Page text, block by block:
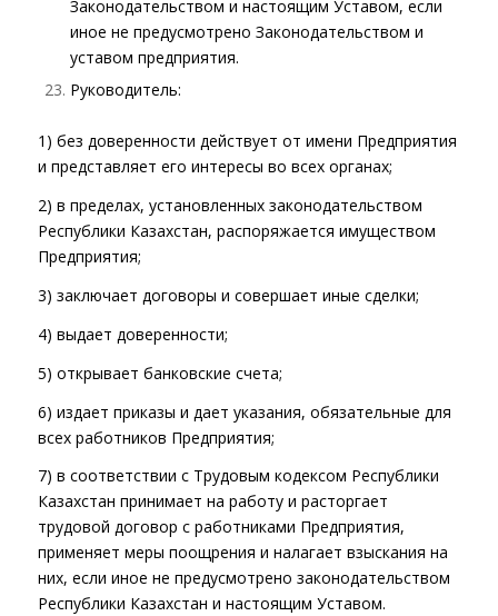
Законодательством и настоящим Уставом, если
иное не предусмотрено Законодательством и
уставом предприятия.
Руководитель:
1) без доверенности действует от имени Предприятия
и представляет его интересы во всех органах;
2) в пределах, установленных законодательством
Республики Казахстан, распоряжается имуществом
Предприятия;
3) заключает договоры и совершает иные сделки;
4) выдает доверенности;
5) открывает банковские счета;
6) издает приказы и дает указания, обязательные для
всех работников Предприятия;
7) в соответствии с Трудовым кодексом Республики
Казахстан принимает на работу и расторгает
трудовой договор с работниками Предприятия,
применяет меры поощрения и налагает взыскания на
них, если иное не предусмотрено законодательством
Республики Казахстан и настоящим Уставом.